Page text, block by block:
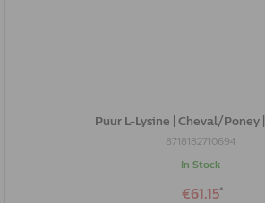
Puur L-Lysine | Cheval/Poney
8718182710694
In Stock
€61.15*